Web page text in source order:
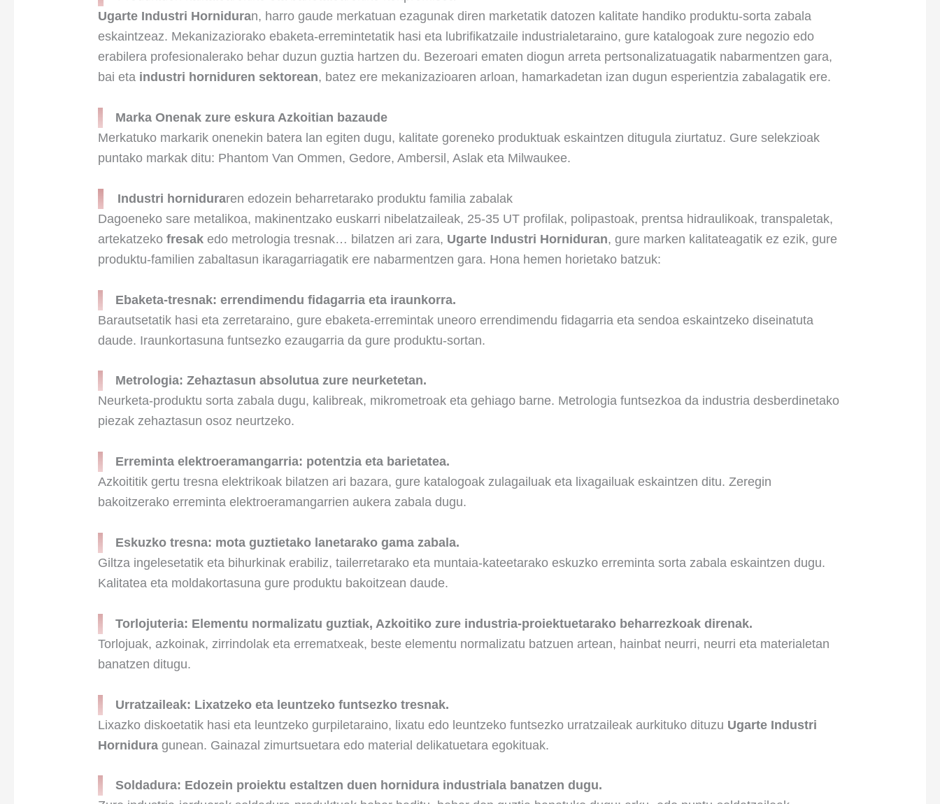
Ugarte Industri Horniduran, harro gaude merkatuan ezagunak diren marketatik datozen kalitate handiko produktu-sorta zabala
eskaintzeaz. Mekanizaziorako ebaketa-erremintetatik hasi eta lubrifikatzaile industrialetaraino, gure katalogoak zure negozio edo
erabilera profesionalerako behar duzun guztia hartzen du. Bezeroari ematen diogun arreta pertsonalizatuagatik nabarmentzen gara,
bai eta industri horniduren sektorean, batez ere mekanizazioaren arloan, hamarkadetan izan dugun esperientzia zabalagatik ere.
Marka Onenak zure eskura Azkoitian bazaude
Merkatuko markarik onenekin batera lan egiten dugu, kalitate goreneko produktuak eskaintzen ditugula ziurtatuz. Gure selekzioak
puntako markak ditu: Phantom Van Ommen, Gedore, Ambersil, Aslak eta Milwaukee.
Industri horniduraren edozein beharretarako produktu familia zabalak
Dagoeneko sare metalikoa, makinentzako euskarri nibelatzaileak, 25-35 UT profilak, polipastoak, prentsa hidraulikoak, transpaletak,
artekatzekofresakedo metrologia tresnak… bilatzen ari zara, Ugarte Industri Horniduran, gure marken kalitateagatik ez ezik, gure
produktu-familien zabaltasun ikaragarriagatik ere nabarmentzen gara. Hona hemen horietako batzuk:
Ebaketa-tresnak: errendimendu fidagarria eta iraunkorra.
Barautsetatik hasi eta zerretaraino, gure ebaketa-erremintak uneoro errendimendu fidagarria eta sendoa eskaintzeko diseinatuta
daude. Iraunkortasuna funtsezko ezaugarria da gure produktu-sortan.
Metrologia: Zehaztasun absolutua zure neurketetan.
Neurketa-produktu sorta zabala dugu, kalibreak, mikrometroak eta gehiago barne. Metrologia funtsezkoa da industria desberdinetako
piezak zehaztasun osoz neurtzeko.
Erreminta elektroeramangarria: potentzia eta barietatea.
Azkoititik gertu tresna elektrikoak bilatzen ari bazara, gure katalogoak zulagailuak eta lixagailuak eskaintzen ditu. Zeregin
bakoitzerako erreminta elektroeramangarrien aukera zabala dugu.
Eskuzko tresna: mota guztietako lanetarako gama zabala.
Giltza ingelesetatik eta bihurkinak erabiliz, tailerretarako eta muntaia-kateetarako eskuzko erreminta sorta zabala eskaintzen dugu.
Kalitatea eta moldakortasuna gure produktu bakoitzean daude.
Torlojuteria: Elementu normalizatu guztiak, Azkoitiko zure industria-proiektuetarako beharrezkoak direnak.
Torlojuak, azkoinak, zirrindolak eta errematxeak, beste elementu normalizatu batzuen artean, hainbat neurri, neurri eta materialetan
banatzen ditugu.
Urratzaileak: Lixatzeko eta leuntzeko funtsezko tresnak.
Lixazko diskoetatik hasi eta leuntzeko gurpiletaraino, lixatu edo leuntzeko funtsezko urratzaileak aurkituko dituzu Ugarte Industri
Hornidura gunean. Gainazal zimurtsuetara edo material delikatuetara egokituak.
Soldadura: Edozein proiektu estaltzen duen hornidura industriala banatzen dugu.